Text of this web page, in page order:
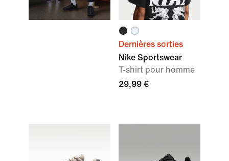
Dernières sorties
Nike Sportswear
T-shirt pour homme
29,99 €